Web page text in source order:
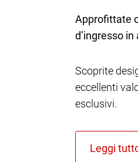
Approfittate
d’ingresso
Scoprite
eccellenti
esclusivi.